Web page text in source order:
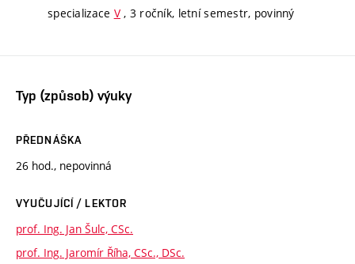
specializace V, 3 ročník, letní semestr, povinný
Typ (způsob) výuky
PŘEDNÁŠKA
26 hod., nepovinná
VYUČUJÍCÍ / LEKTOR
prof. Ing. Jan Šulc, CSc.
prof. Ing. Jaromír Říha, CSc., DSc.